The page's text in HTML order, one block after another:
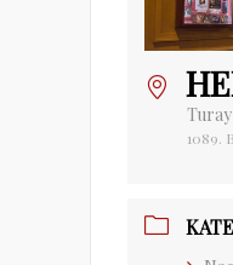
1089.